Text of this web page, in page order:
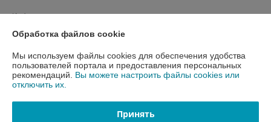
Информация для покупателя
Юридическое лицо:Общество с ограниченной ответственность
223017 Минский р-н, а.г.Гатово, ул.Металлургическая, 10А, пом.1-26
Регистрационный номер ЕГР: 691538171
Регистрационный орган: Минский райисполком
Обработка файлов cookie
Мы используем файлы cookies для обеспечения удобства
пользователей портала и предоставления персональных
рекомендаций. Вы можете настроить файлы cookies или
отключить их.
Принять